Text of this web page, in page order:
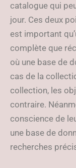
catalogue qui
jour. Ces deux
est important
complète que
où une base de
cas de la
collection, les
contraire.
conscience de
une base de
recherches